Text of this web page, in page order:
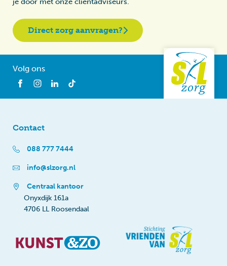
Direct zorg aanvragen?
Volg ons
Contact
088 777 7444
info@slzorg.nl
Centraal kantoor
Onyxdijk 161a
4706 LL Roosendaal